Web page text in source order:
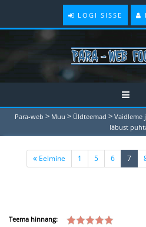
LOGI SISSE
Para-web > Muu > Üldteemad > Vaidleme
läbust
Eelmine 1 5 6 7
Teema hinnang: